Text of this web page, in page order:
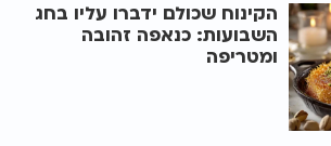
הקינוח שכולם ידברו עליו בחג
השבועות: כנאפה זהובה
ומטריפה